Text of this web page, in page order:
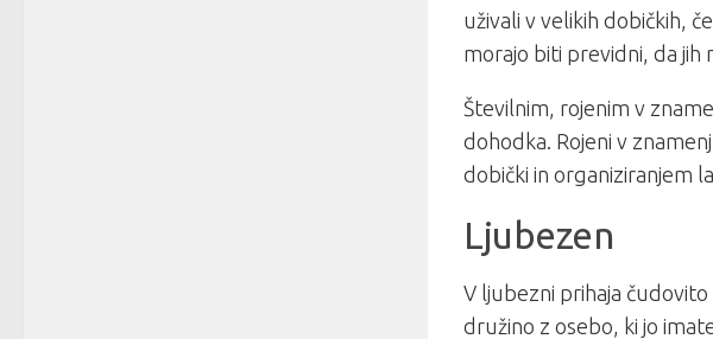
uživali v velikih dobičkih,
morajo biti previdni, da
Številnim, rojenim v
dohodka. Rojeni v
dobički in organiziranjem
Ljubezen
V ljubezni prihaja
družino z osebo, ki jo